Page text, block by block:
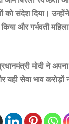
संदेश दिया। उन्होंने
और गर्भवती
मोदी ने
यही सेवा भाव करोड़ों